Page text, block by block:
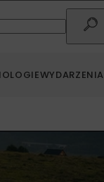
WYDARZENIA